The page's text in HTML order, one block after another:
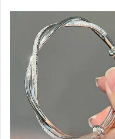
嬰幼兒與孕婦
汽機車精品百貨
居家、家具與園藝
玩具、模型與公仔
男性精品與服飾
女裝與服飾配件